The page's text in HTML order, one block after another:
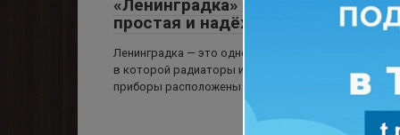
«Ленинградка» в два крыла —
простая и надёжная система!
Ленинградка — это однотрубная система
в которой радиаторы и другие отопительные
приборы расположены